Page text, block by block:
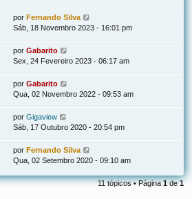
por Fernando Silva
Sáb, 18 Novembro 2023 - 16:01 pm
por Gabarito
Sex, 24 Fevereiro 2023 - 06:17 am
por Gabarito
Qua, 02 Novembro 2022 - 09:53 am
por Gigaview
Sáb, 17 Outubro 2020 - 20:54 pm
por Fernando Silva
Qua, 02 Setembro 2020 - 09:10 am
11 tópicos • Página1de1